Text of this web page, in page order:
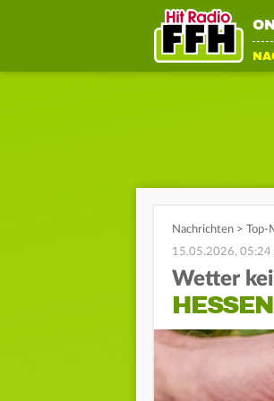
Nachrichten > Top-
15.05.2026, 05:24
Wetter